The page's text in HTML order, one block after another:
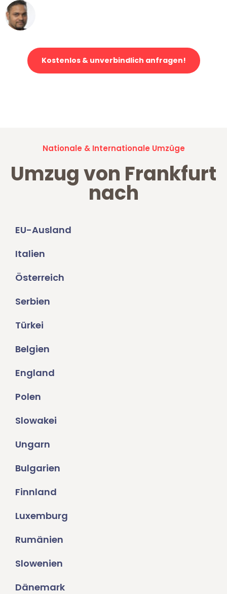
Kostenlos & unverbindlich anfragen!
Nationale & Internationale Umzüge
Umzug von Frankfurt
nach
EU-Ausland
Italien
Österreich
Serbien
Türkei
Belgien
England
Polen
Slowakei
Ungarn
Bulgarien
Finnland
Luxemburg
Rumänien
Slowenien
Dänemark